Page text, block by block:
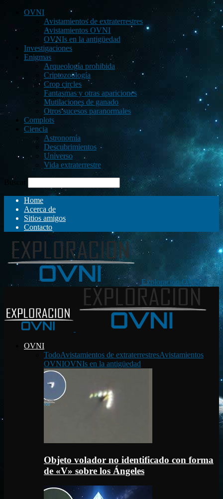
OVNI
Avistamientos de extraterrestres
Avistamientos OVNI
OVNIs en la antigüedad
Investigaciones
Enigmas
Arqueología prohibida
Criptozoología
Crop circles
Fantasmas y otras apariciones
Mutilaciones de ganado
Otros sucesos paranormales
Complots
Ciencia
Astronomía
Descubrimientos
Universo
Vida extraterrestre
Buscar
Home
Acerca de
Sitios amigos
Contacto
Exploración OVNI
OVNI
TodoAvistamientos de extraterrestresAvistamientos
OVNIOVNIs en la antigüedad
Objeto volador no identificado con forma
de «V» sobre los Ángeles